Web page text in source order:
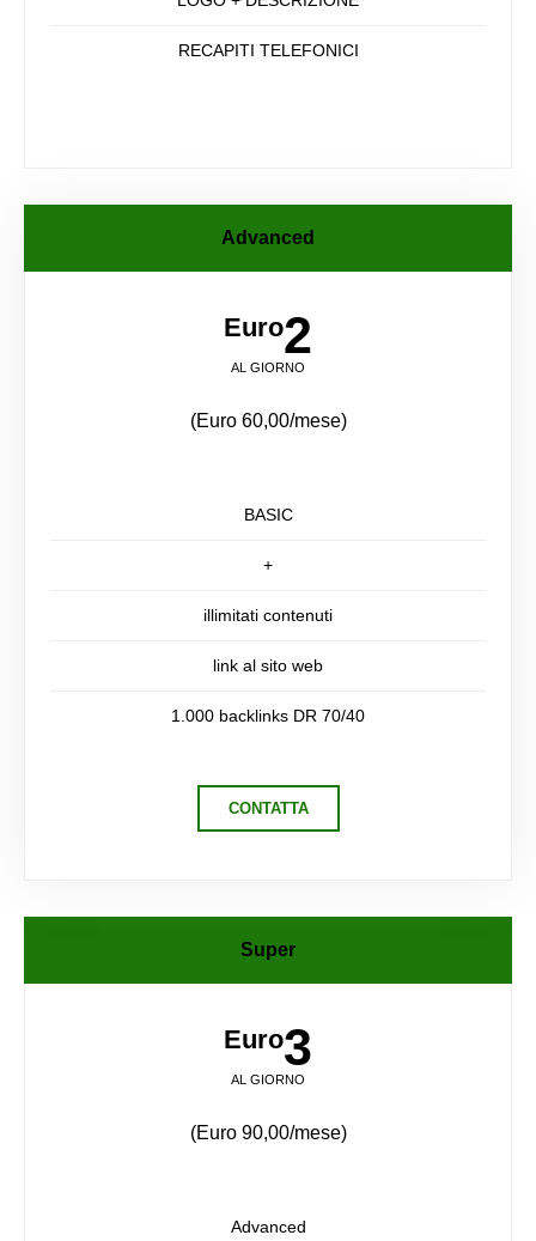
RECAPITI TELEFONICI
Advanced
Euro2
AL GIORNO
(Euro 60,00/mese)
BASIC
+
illimitati contenuti
link al sito web
1.000 backlinks DR 70/40
CONTATTA
Super
Euro3
AL GIORNO
(Euro 90,00/mese)
Advanced